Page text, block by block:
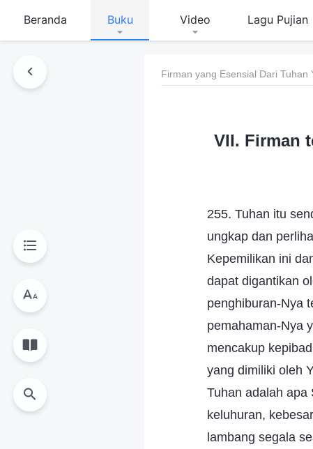
Beranda Buku Video Lagu Pujian
Firman yang Esensial Dari Tuhan
VII. Firman
255. Tuhan itu
ungkap dan
Kepemilikan ini
dapat digantikan
penghiburan-Nya
pemahaman-Nya
mencakup
yang dimiliki oleh
Tuhan adalah apa
keluhuran,
lambang segala